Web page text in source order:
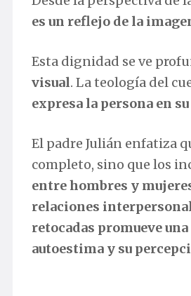
es un reflejo de la
Esta dignidad se ve
visual. La teología del
expresa la persona en
El padre Julián enfatiza
completo, sino que los
entre hombres y
relaciones
retocadas promueve
autoestima y su